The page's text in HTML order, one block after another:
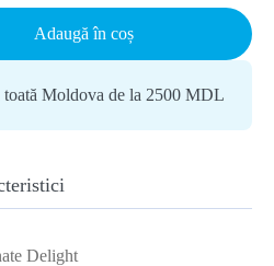
Adaugă în coș
Moldova de la 2500 MDL
Delight